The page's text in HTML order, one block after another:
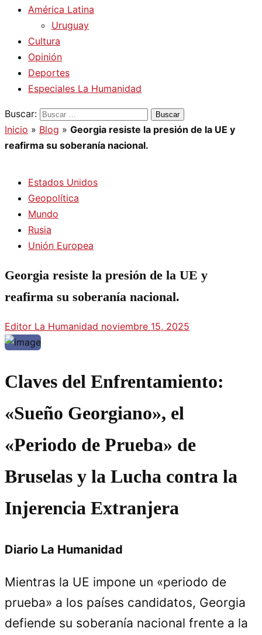
América Latina
Uruguay
Cultura
Opinión
Deportes
Especiales La Humanidad
Buscar:
Inicio » Blog » Georgia resiste la presión de la UE y
reafirma su soberanía nacional.
Estados Unidos
Geopolítica
Mundo
Rusia
Unión Europea
Georgia resiste la presión de la UE y
reafirma su soberanía nacional.
Editor La Humanidad noviembre 15, 2025
Claves del Enfrentamiento:
«Sueño Georgiano», el
«Periodo de Prueba» de
Bruselas y la Lucha contra la
Injerencia Extranjera
Diario La Humanidad
Mientras la UE impone un «periodo de
prueba» a los países candidatos, Georgia
defiende su soberanía nacional frente a la